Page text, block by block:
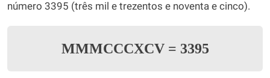
número 3395 (três mil e trezentos e noventa e cinco).
MMMCCCXCV = 3395